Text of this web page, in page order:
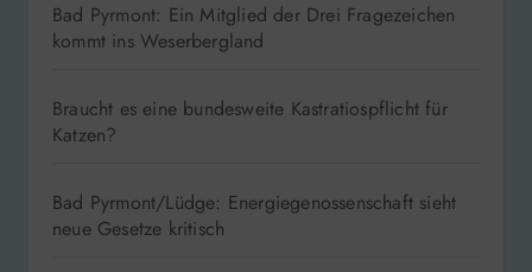
Bad Pyrmont: Ein Mitglied der Drei Fragezeichen
kommt ins Weserbergland
Braucht es eine bundesweite Kastratiospflicht für
Katzen?
Bad Pyrmont/Lüdge: Energiegenossenschaft sieht
neue Gesetze kritisch